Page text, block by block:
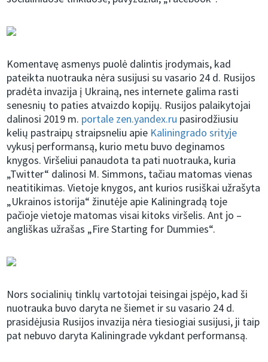
Komentavę asmenys puolė dalintis įrodymais, kad
pateikta nuotrauka nėra susijusi su vasario 24 d. Rusijos
pradėta invazija į Ukrainą, nes internete galima rasti
senesnių to paties atvaizdo kopijų. Rusijos palaikytojai
dalinosi 2019 m. portale zen.yandex.ru pasirodžiusiu
kelių pastraipų straipsneliu apie Kaliningrado srityje
vykusį performansą, kurio metu buvo deginamos
knygos. Viršeliui panaudota ta pati nuotrauka, kuria
„Twitter“ dalinosi M. Simmons, tačiau matomas vienas
neatitikimas. Vietoje knygos, ant kurios rusiškai užrašyta
„Ukrainos istorija“ žinutėje apie Kaliningradą toje
pačioje vietoje matomas visai kitoks viršelis. Ant jo –
angliškas užrašas „Fire Starting for Dummies“.
Nors socialinių tinklų vartotojai teisingai įspėjo, kad ši
nuotrauka buvo daryta ne šiemet ir su vasario 24 d.
prasidėjusia Rusijos invazija nėra tiesiogiai susijusi, ji taip
pat nebuvo daryta Kaliningrade vykdant performansą.